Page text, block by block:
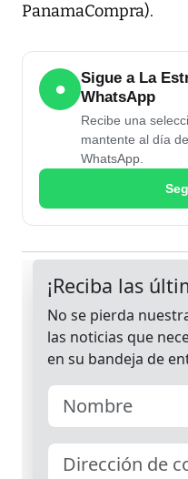
PanamaCompra).
●
Sigue a La
WhatsApp
Recibe una
mantente al día
WhatsApp.